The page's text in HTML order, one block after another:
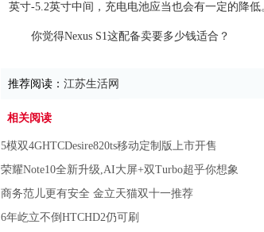
英寸-5.2英寸中间，充电电池应当也会有一定的降低
你觉得Nexus S1这配备卖要多少钱适合？
推荐阅读： 江苏生活网
相关阅读
5模双4GHTCDesire820ts移动定制版上市开售
荣耀Note10全新升级,AI大屏+双Turbo超乎你想象
商务范儿更有安全 金立天猫双十一推荐
6年屹立不倒HTCHD2仍可刷